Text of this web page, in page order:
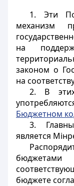
1. Эти
механизм
на
законом о
на
2. В
Бюджетном
3.
является
бюджете